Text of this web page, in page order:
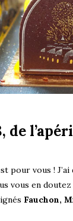
de
pour vous !
vous en
Fauchon,